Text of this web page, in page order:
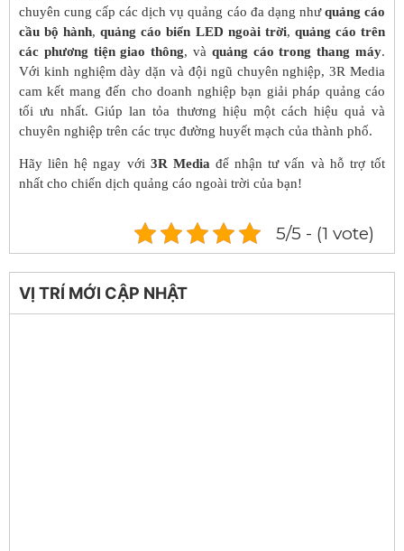
chuyên cung cấp các dịch vụ quảng cáo đa dạng nhưquảng cáo
cầu bộ hành,quảng cáo biển LED ngoài trời, quảng cáo trên
các phương tiện giao thông, và quảng cáo trong thang máy.
Với kinh nghiệm dày dặn và đội ngũ chuyên nghiệp, 3R Media
cam kết mang đến cho doanh nghiệp bạn giải pháp quảng cáo
tối ưu nhất. Giúp lan tỏa thương hiệu một cách hiệu quả và
chuyên nghiệp trên các trục đường huyết mạch của thành phố​.
Hãy liên hệ ngay với 3R Media để nhận tư vấn và hỗ trợ tốt
nhất cho chiến dịch quảng cáo ngoài trời của bạn!
5/5 - (1 vote)
VỊ TRÍ MỚI CẬP NHẬT